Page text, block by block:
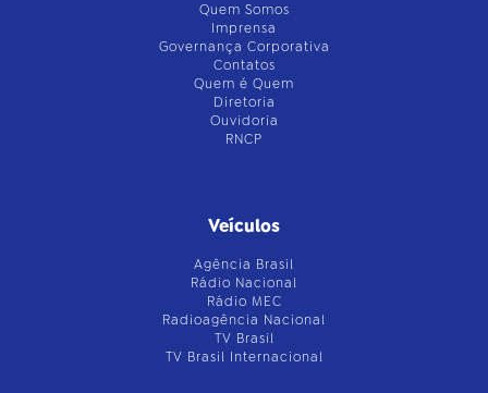
Quem Somos
Imprensa
Governança Corporativa
Contatos
Quem é Quem
Diretoria
Ouvidoria
RNCP
Veículos
Agência Brasil
Rádio Nacional
Rádio MEC
Radioagência Nacional
TV Brasil
TV Brasil Internacional